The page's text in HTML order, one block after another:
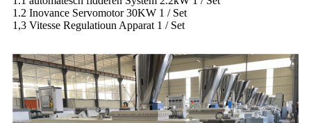
1.2 Inovance Servomotor 30KW 1 / Set
1,3 Vitesse Regulatioun Apparat 1 / Set